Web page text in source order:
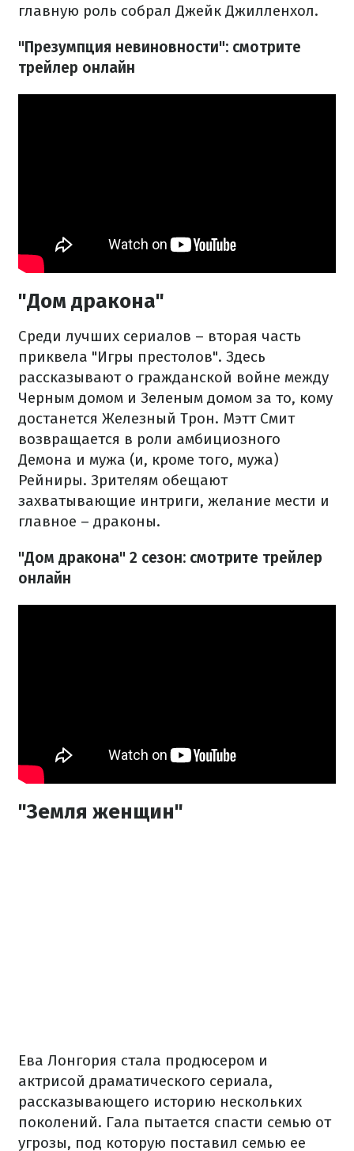
главную роль собрал Джейк Джилленхол.
"Презумпция невиновности": смотрите
трейлер онлайн
"Дом дракона"
Среди лучших сериалов – вторая часть
приквела "Игры престолов". Здесь
рассказывают о гражданской войне между
Черным домом и Зеленым домом за то, кому
достанется Железный Трон. Мэтт Смит
возвращается в роли амбициозного
Демона и мужа (и, кроме того, мужа)
Рейниры. Зрителям обещают
захватывающие интриги, желание мести и
главное – драконы.
"Дом дракона" 2 сезон: смотрите трейлер
онлайн
"Земля женщин"
Ева Лонгория стала продюсером и
актрисой драматического сериала,
рассказывающего историю нескольких
поколений. Гала пытается спасти семью от
угрозы, под которую поставил семью ее